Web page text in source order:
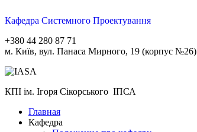
Кафедра Системного Проектування
+380 44 280 87 71
м. Київ, вул. Панаса Мирного, 19 (корпус №26)
КПІ ім. Ігоря Сікорського ІПСА
Главная
Кафедра